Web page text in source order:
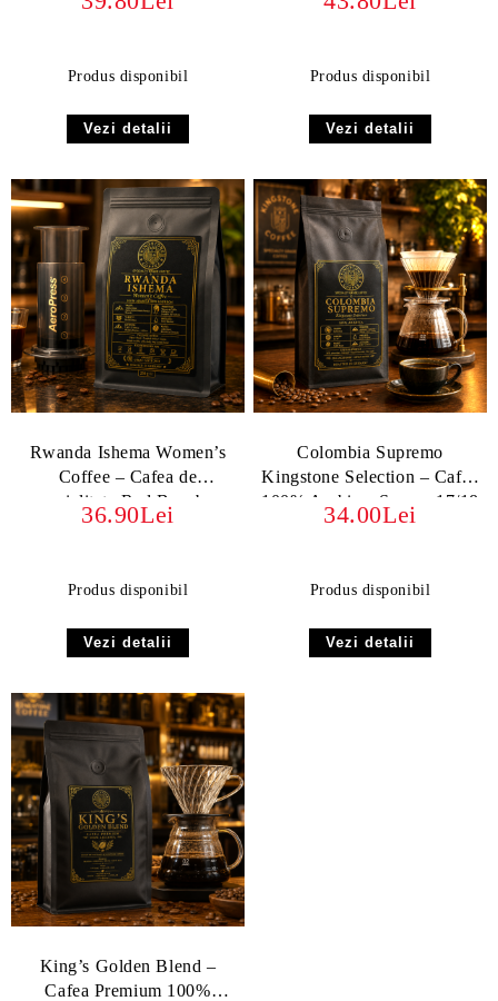
Produs disponibil
Vezi detalii
Produs disponibil
Vezi detalii
Rwanda Ishema Women’s
Coffee – Cafea de
specialitate Red Bourbon
36.90Lei
Produs disponibil
Vezi detalii
Colombia Supremo
Kingstone Selection – Cafea
100% Arabica, Screen 17/18
34.00Lei
Produs disponibil
Vezi detalii
King’s Golden Blend –
Cafea Premium 100%